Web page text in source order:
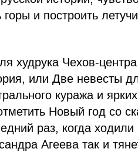
и построить
худрука Чехов-центра
или Две невесты
куража и ярких
Новый год со
раз, когда ходили
Агеева так и